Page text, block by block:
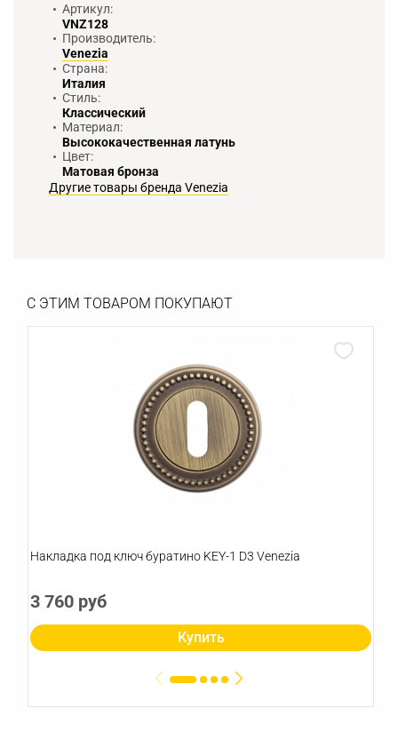
Артикул:
VNZ128
Производитель:
Venezia
Страна:
Италия
Стиль:
Классический
Материал:
Высококачественная латунь
Цвет:
Матовая бронза
Другие товары бренда Venezia
С ЭТИМ ТОВАРОМ ПОКУПАЮТ
Накладка под ключ буратино KEY-1 D3 Venezia
3 760 руб
Купить